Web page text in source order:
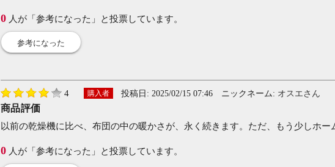
0 人が「参考になった」と投票しています。
参考になった
4 購入者 投稿日: 2025/02/15 07:46 ニックネーム: オスエさん
商品評価
以前の乾燥機に比べ、布団の中の暖かさが、永く続きます。ただ、もう少しホ
0 人が「参考になった」と投票しています。